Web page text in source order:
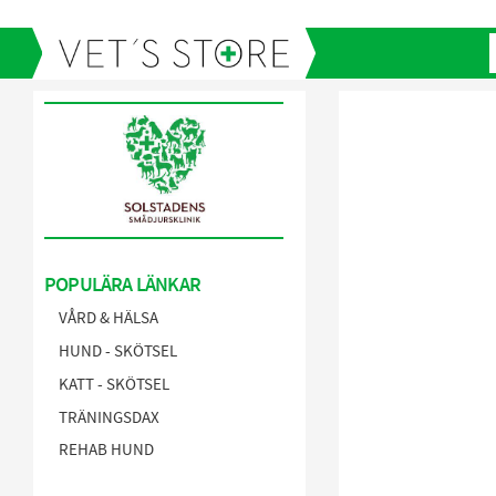
POPULÄRA LÄNKAR
VÅRD & HÄLSA
HUND - SKÖTSEL
KATT - SKÖTSEL
TRÄNINGSDAX
REHAB HUND